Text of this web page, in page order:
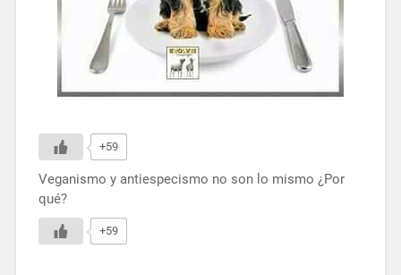
+59
Veganismo y antiespecismo no son lo mismo ¿Por
qué?
+59